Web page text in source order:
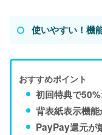
使いやすい！機
おすすめポイント
初回特典で
背表紙表示機能
PayPay還元が